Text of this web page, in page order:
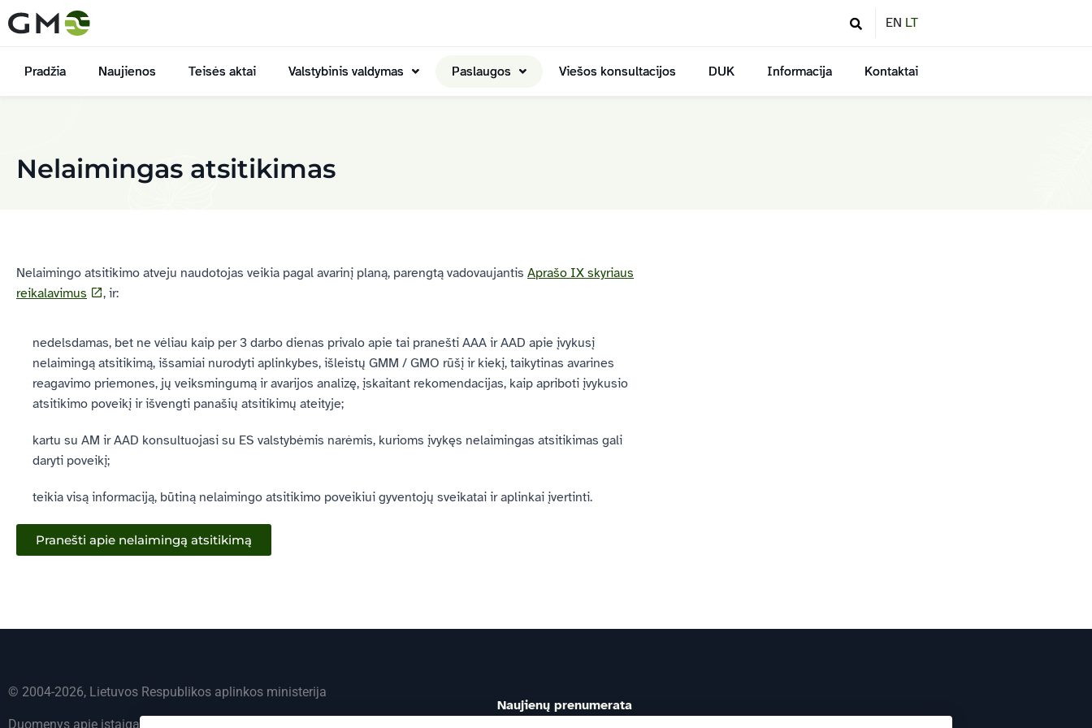
EN LT
Pradžia Naujienos Teisės aktai Valstybinis valdymas Paslaugos Viešos konsultacijos DUK Informacija Kontaktai
Nelaimingas atsitikimas
Nelaimingo atsitikimo atveju naudotojas veikia pagal avarinį planą, parengtą vadovaujantis Aprašo IX skyriaus
reikalavimus
, ir:
nedelsdamas, bet ne vėliau kaip per 3 darbo dienas privalo apie tai pranešti AAA ir AAD apie įvykusį
nelaimingą atsitikimą, išsamiai nurodyti aplinkybes, išleistų GMM / GMO rūšį ir kiekį, taikytinas avarines
reagavimo priemones, jų veiksmingumą ir avarijos analizę, įskaitant rekomendacijas, kaip apriboti įvykusio
atsitikimo poveikį ir išvengti panašių atsitikimų ateityje;
kartu su AM ir AAD konsultuojasi su ES valstybėmis narėmis, kurioms įvykęs nelaimingas atsitikimas gali
daryti poveikį;
teikia visą informaciją, būtiną nelaimingo atsitikimo poveikiui gyventojų sveikatai ir aplinkai įvertinti.
Pranešti apie nelaimingą atsitikimą
© 2004-2026, Lietuvos Respublikos aplinkos ministerija
Duomenys apie įstaigą kaupiami ir saugomi Juridinių asmenų registre.
Naujienų prenumerata